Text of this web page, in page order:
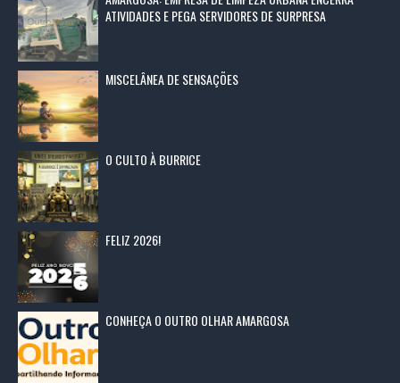
ATIVIDADES E PEGA SERVIDORES DE SURPRESA
MISCELÂNEA DE SENSAÇÕES
O CULTO À BURRICE
FELIZ 2026!
CONHEÇA O OUTRO OLHAR AMARGOSA